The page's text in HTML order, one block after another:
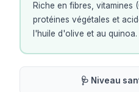
Riche en fibres, vitamines
protéines végétales et
l'huile d'olive et au quinoa.
🩺 Niveau